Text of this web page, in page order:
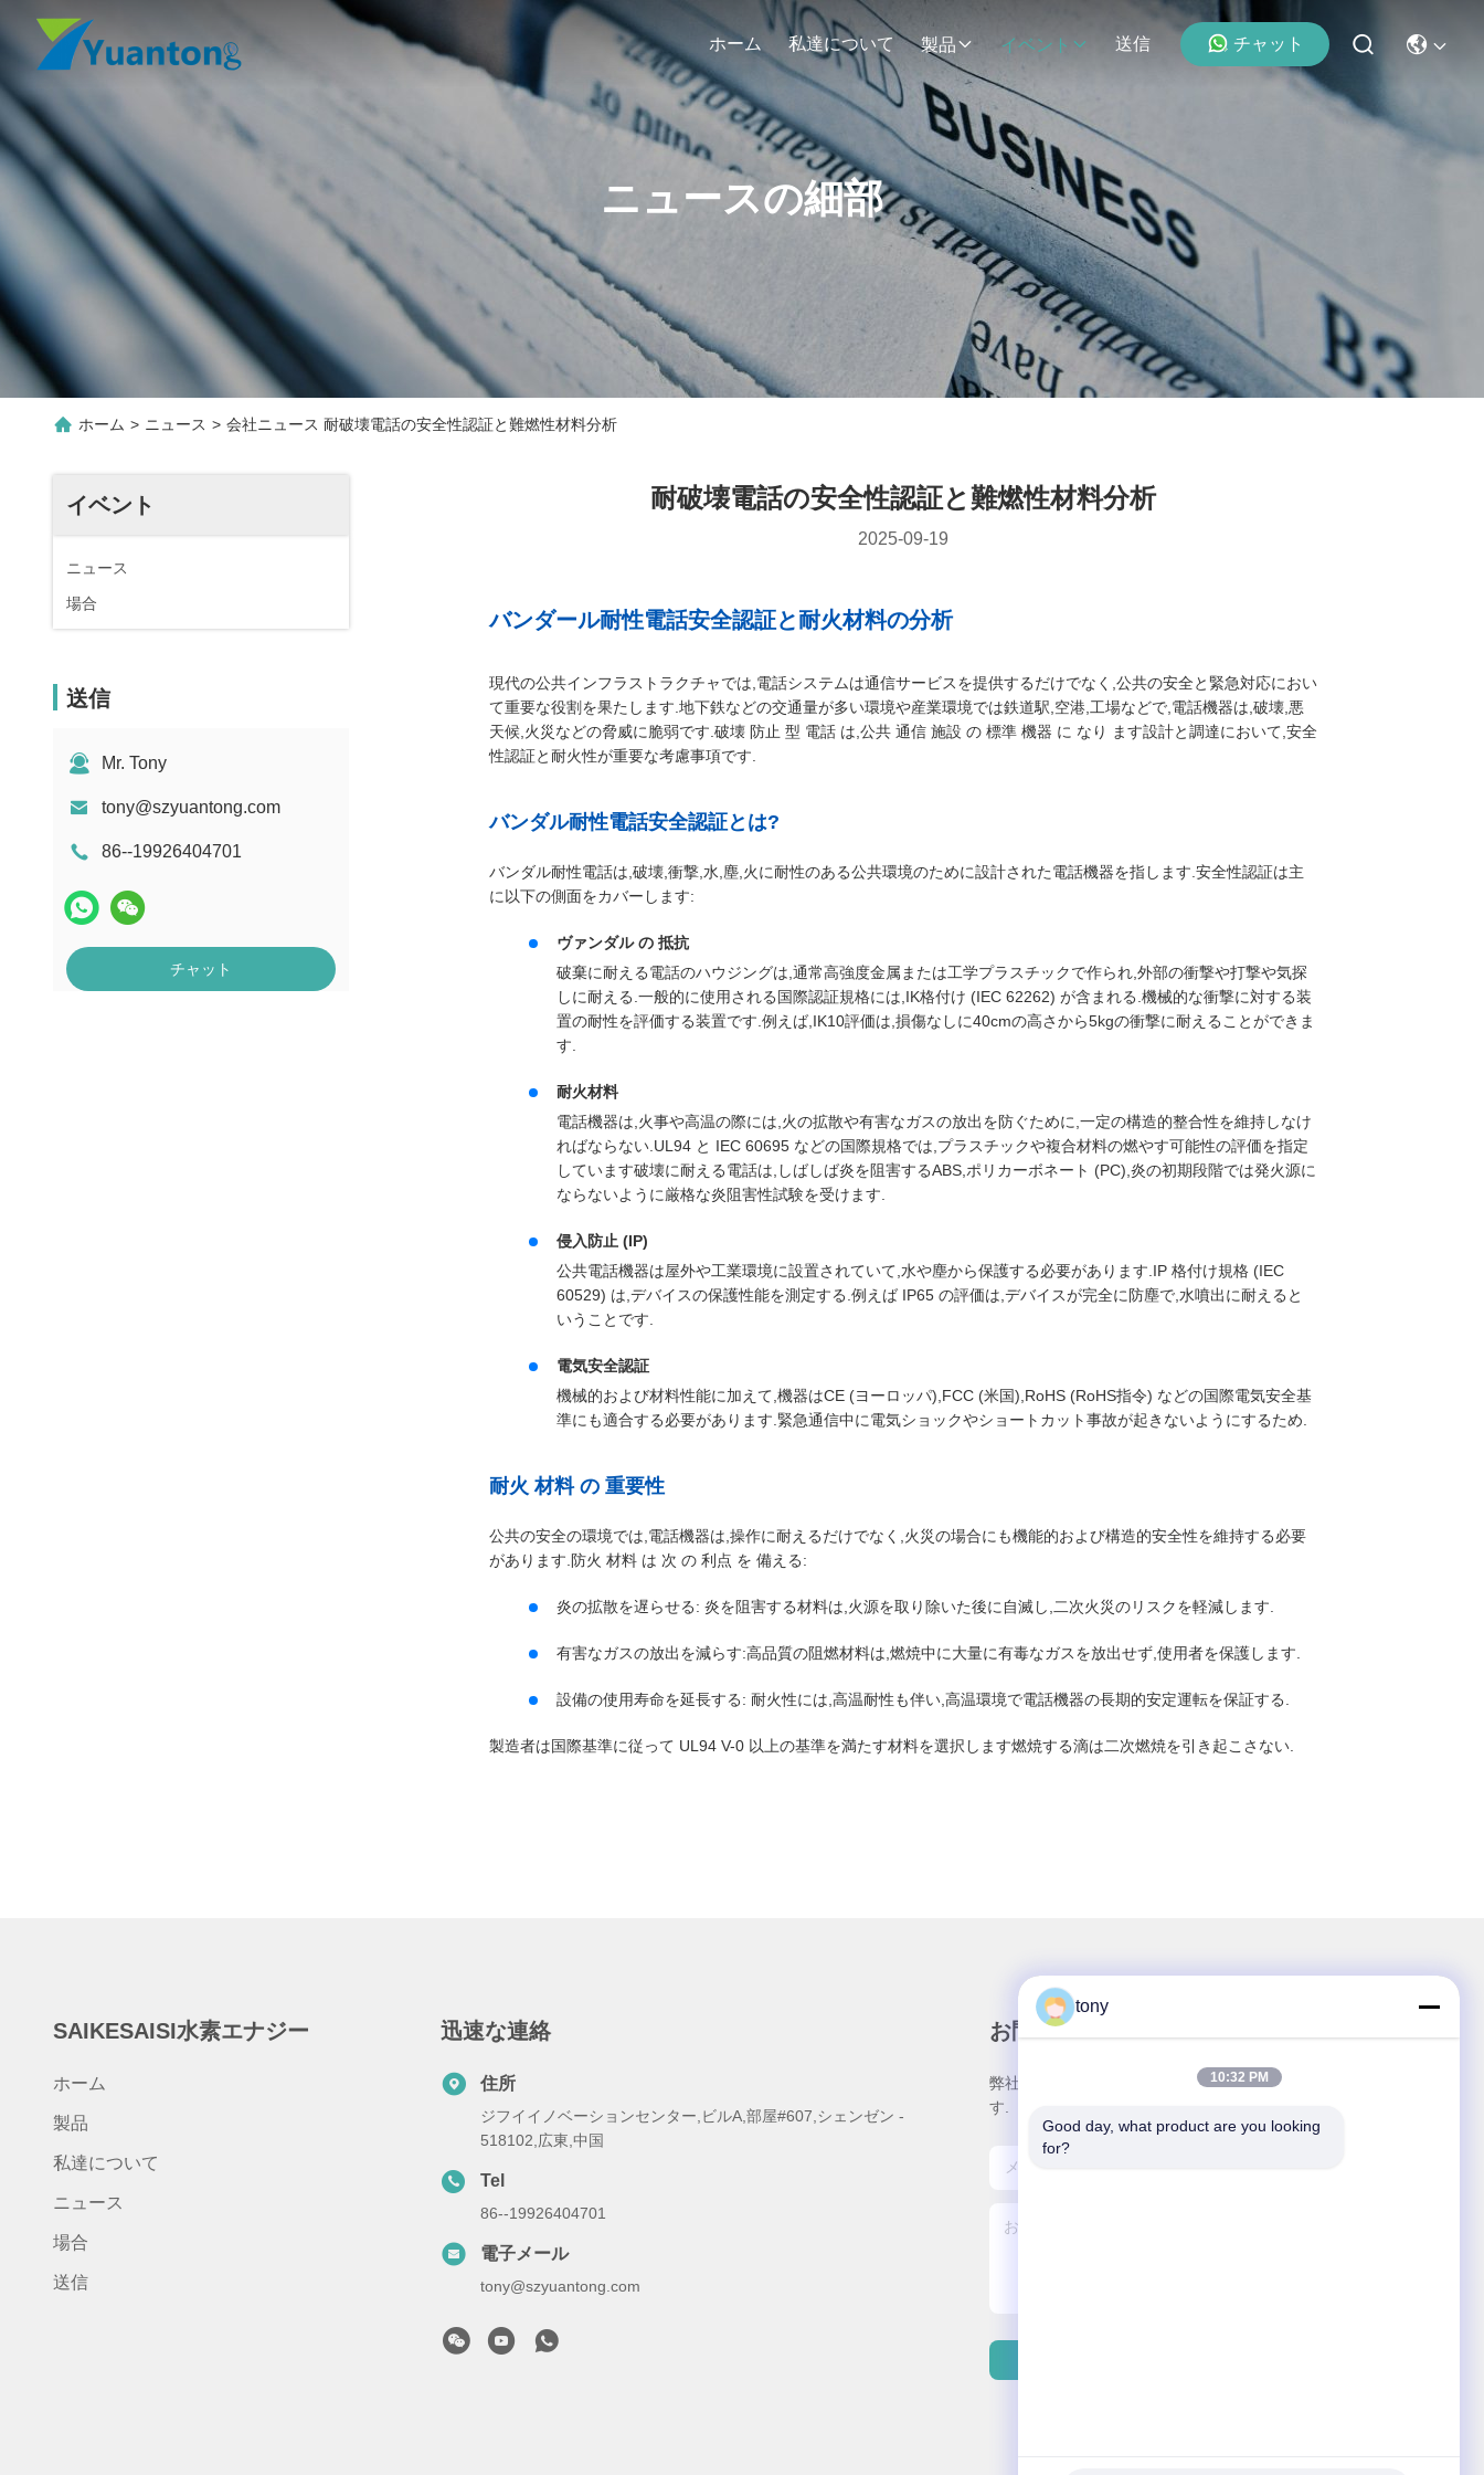
ホーム 私達について 製品 イベント 送信 チャット
ニュースの細部
ホーム > ニュース > 会社ニュース 耐破壊電話の安全性認証と難燃性材料分析
イベント
ニュース
場合
送信
Mr. Tony
tony@szyuantong.com
86--19926404701
チャット
耐破壊電話の安全性認証と難燃性材料分析
2025-09-19
バンダール耐性電話安全認証と耐火材料の分析
現代の公共インフラストラクチャでは,電話システムは通信サービスを提供するだけでなく,公共の安全と緊急対応におい
て重要な役割を果たします.地下鉄などの交通量が多い環境や産業環境では鉄道駅,空港,工場などで,電話機器は,破壊,悪
天候,火災などの脅威に脆弱です.破壊 防止 型 電話 は,公共 通信 施設 の 標準 機器 に なり ます設計と調達において,安全
性認証と耐火性が重要な考慮事項です.
バンダル耐性電話安全認証とは?
バンダル耐性電話は,破壊,衝撃,水,塵,火に耐性のある公共環境のために設計された電話機器を指します.安全性認証は主
に以下の側面をカバーします:
ヴァンダル の 抵抗
破棄に耐える電話のハウジングは,通常高強度金属または工学プラスチックで作られ,外部の衝撃や打撃や気探
しに耐える.一般的に使用される国際認証規格には,IK格付け (IEC 62262) が含まれる.機械的な衝撃に対する装
置の耐性を評価する装置です.例えば,IK10評価は,損傷なしに40cmの高さから5kgの衝撃に耐えることができま
す.
耐火材料
電話機器は,火事や高温の際には,火の拡散や有害なガスの放出を防ぐために,一定の構造的整合性を維持しなけ
ればならない.UL94 と IEC 60695 などの国際規格では,プラスチックや複合材料の燃やす可能性の評価を指定
しています破壊に耐える電話は,しばしば炎を阻害するABS,ポリカーボネート (PC),炎の初期段階では発火源に
ならないように厳格な炎阻害性試験を受けます.
侵入防止 (IP)
公共電話機器は屋外や工業環境に設置されていて,水や塵から保護する必要があります.IP 格付け規格 (IEC
60529) は,デバイスの保護性能を測定する.例えば IP65 の評価は,デバイスが完全に防塵で,水噴出に耐えると
いうことです.
電気安全認証
機械的および材料性能に加えて,機器はCE (ヨーロッパ),FCC (米国),RoHS (RoHS指令) などの国際電気安全基
準にも適合する必要があります.緊急通信中に電気ショックやショートカット事故が起きないようにするため.
耐火 材料 の 重要性
公共の安全の環境では,電話機器は,操作に耐えるだけでなく,火災の場合にも機能的および構造的安全性を維持する必要
があります.防火 材料 は 次 の 利点 を 備える:
炎の拡散を遅らせる: 炎を阻害する材料は,火源を取り除いた後に自滅し,二次火災のリスクを軽減します.
有害なガスの放出を減らす:高品質の阻燃材料は,燃焼中に大量に有毒なガスを放出せず,使用者を保護します.
設備の使用寿命を延長する: 耐火性には,高温耐性も伴い,高温環境で電話機器の長期的安定運転を保証する.
製造者は国際基準に従って UL94 V-0 以上の基準を満たす材料を選択します燃焼する滴は二次燃焼を引き起こさない.
SAIKESAISI水素エナジー
ホーム
製品
私達について
ニュース
場合
送信
迅速な連絡
住所
ジフイイノベーションセンター,ビルA,部屋#607,シェンゼン -
518102,広東,中国
Tel
86--19926404701
電子メール
tony@szyuantong.com
お問い合わせ
弊社製品についてのお問い合わせは、こちらで受付しておりま
す.
tony
10:32 PM
Good day, what product are you looking
for?